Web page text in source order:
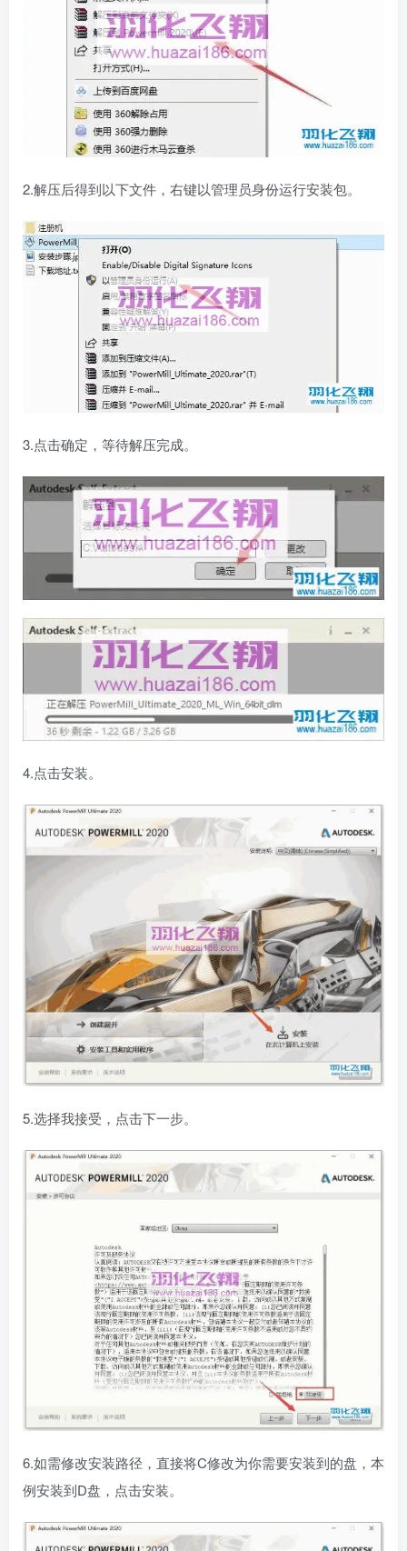
2.解压后得到以下文件，右键以管理员身份运行安装包。
3.点击确定，等待解压完成。
4.点击安装。
5.选择我接受，点击下一步。
6.如需修改安装路径，直接将C修改为你需要安装到的盘，本
例安装到D盘，点击安装。